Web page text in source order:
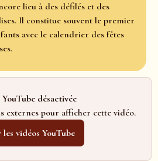
lieu à des défilés et des
Il constitue souvent le premier
avec le calendrier des fêtes
désactivée
externes pour afficher cette vidéo.
les vidéos YouTube